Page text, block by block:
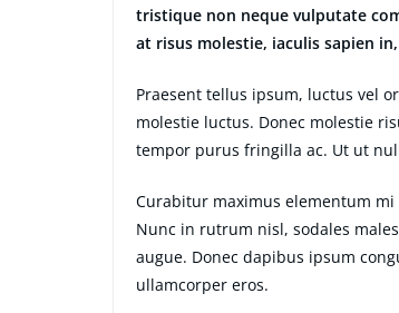
tristique non neque vulputate
at risus molestie, iaculis sapien
Praesent tellus ipsum, luctus vel
molestie luctus. Donec molestie
tempor purus fringilla ac. Ut ut
Curabitur maximus elementum
Nunc in rutrum nisl, sodales
augue. Donec dapibus ipsum
ullamcorper eros.